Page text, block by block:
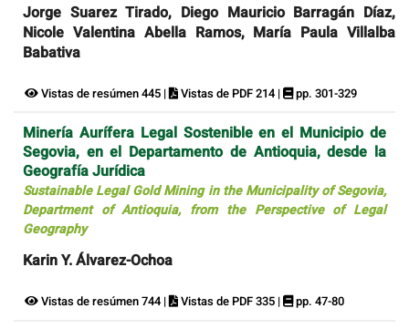
Jorge Suarez Tirado, Diego Mauricio Barragán Díaz,
Nicole Valentina Abella Ramos, María Paula Villalba
Babativa
Vistas de resúmen 445 | Vistas de PDF 214 | pp. 301-329
Minería Aurífera Legal Sostenible en el Municipio de
Segovia, en el Departamento de Antioquia, desde la
Geografía Jurídica
Sustainable Legal Gold Mining in the Municipality of Segovia,
Department of Antioquia, from the Perspective of Legal
Geography
Karin Y. Álvarez-Ochoa
Vistas de resúmen 744 | Vistas de PDF 335 | pp. 47-80